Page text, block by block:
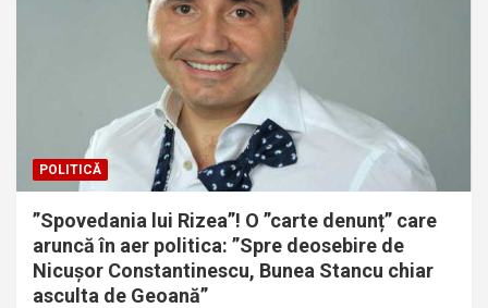
POLITICĂ
”Spovedania lui Rizea”! O ”carte denunț” care
aruncă în aer politica: ”Spre deosebire de
Nicușor Constantinescu, Bunea Stancu chiar
asculta de Geoană”